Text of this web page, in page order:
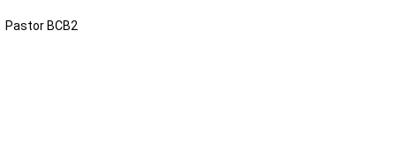
Pastor BCB2